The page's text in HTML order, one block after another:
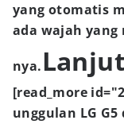
yang otomatis
ada wajah
nya.
[read_more
unggulan LG